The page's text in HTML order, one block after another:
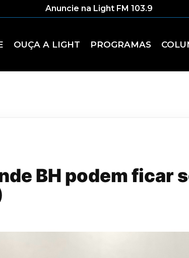
Anuncie na Light FM 103.9
OUÇA A LIGHT PROGRAMAS
BH podem ficar